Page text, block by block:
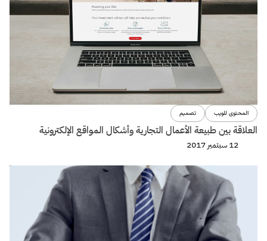
المحتوى للويب تصميم
العلاقة بين طبيعة الأعمال التجارية وأشكال المواقع الإلكترونية
12 سبتمبر 2017